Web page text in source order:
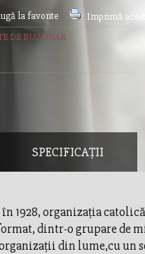
la favorite
Imprimă
DE BUZUNAR
SPECIFICAȚII
1928, organizaţia
dintr-o grupare de
din lume,cu un